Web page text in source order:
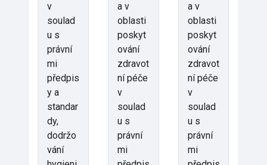
v
soulad
u s
právní
mi
předpis
y a
standar
dy,
dodržo
vání
a v
oblasti
poskyt
ování
zdravot
ní péče
v
soulad
u s
právní
mi
a v
oblasti
poskyt
ování
zdravot
ní péče
v
soulad
u s
právní
mi